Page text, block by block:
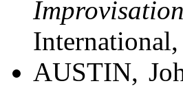
Improvisation
AUSTIN,